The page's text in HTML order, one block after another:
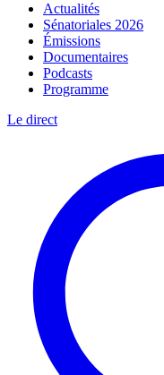
Actualités
Sénatoriales 2026
Émissions
Documentaires
Podcasts
Programme
Le direct